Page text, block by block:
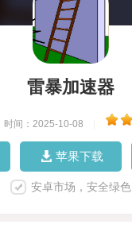
雷暴加速器
时间：2025-10-08
苹果下载
安卓市场，安全绿色